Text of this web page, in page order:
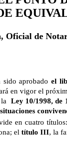
Oficial de
sido aprobado el
en vigor el
la Ley 10/1998, de
en cuatro
el título III, la